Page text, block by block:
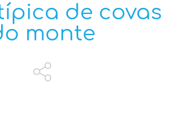
de covas
monte